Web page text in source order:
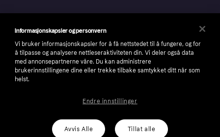
number: 556737-0431
Informasjonskapsler og personvern
Vi bruker informasjonskapsler for å få nettstedet til å fungere, og for
å tilpasse og analysere nettleseraktiviteten din. Vi deler også data
med annonsepartnerne våre. Du kan administrere
brukerinnstillingene dine eller trekke tilbake samtykket ditt når som
helst.
Avvis Alle Tillat alle
Endre innstillinger